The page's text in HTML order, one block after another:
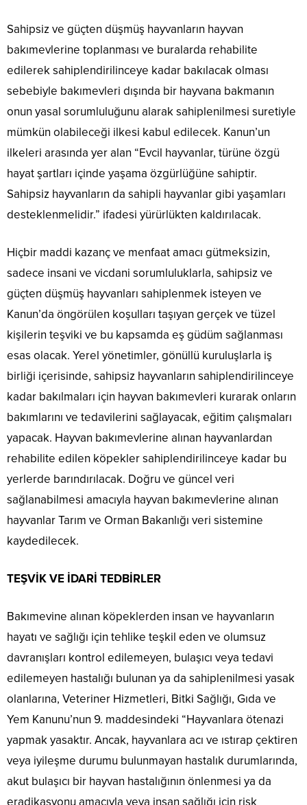
Sahipsiz ve güçten düşmüş hayvanların hayvan
bakımevlerine toplanması ve buralarda rehabilite
edilerek sahiplendirilinceye kadar bakılacak olması
sebebiyle bakımevleri dışında bir hayvana bakmanın
onun yasal sorumluluğunu alarak sahiplenilmesi suretiyle
mümkün olabileceği ilkesi kabul edilecek. Kanun’un
ilkeleri arasında yer alan “Evcil hayvanlar, türüne özgü
hayat şartları içinde yaşama özgürlüğüne sahiptir.
Sahipsiz hayvanların da sahipli hayvanlar gibi yaşamları
desteklenmelidir.” ifadesi yürürlükten kaldırılacak.
Hiçbir maddi kazanç ve menfaat amacı gütmeksizin,
sadece insani ve vicdani sorumluluklarla, sahipsiz ve
güçten düşmüş hayvanları sahiplenmek isteyen ve
Kanun’da öngörülen koşulları taşıyan gerçek ve tüzel
kişilerin teşviki ve bu kapsamda eş güdüm sağlanması
esas olacak. Yerel yönetimler, gönüllü kuruluşlarla iş
birliği içerisinde, sahipsiz hayvanların sahiplendirilinceye
kadar bakılmaları için hayvan bakımevleri kurarak onların
bakımlarını ve tedavilerini sağlayacak, eğitim çalışmaları
yapacak. Hayvan bakımevlerine alınan hayvanlardan
rehabilite edilen köpekler sahiplendirilinceye kadar bu
yerlerde barındırılacak. Doğru ve güncel veri
sağlanabilmesi amacıyla hayvan bakımevlerine alınan
hayvanlar Tarım ve Orman Bakanlığı veri sistemine
kaydedilecek.
TEŞVİK VE İDARİ TEDBİRLER
Bakımevine alınan köpeklerden insan ve hayvanların
hayatı ve sağlığı için tehlike teşkil eden ve olumsuz
davranışları kontrol edilemeyen, bulaşıcı veya tedavi
edilemeyen hastalığı bulunan ya da sahiplenilmesi yasak
olanlarına, Veteriner Hizmetleri, Bitki Sağlığı, Gıda ve
Yem Kanunu’nun 9. maddesindeki “Hayvanlara ötenazi
yapmak yasaktır. Ancak, hayvanlara acı ve ıstırap çektiren
veya iyileşme durumu bulunmayan hastalık durumlarında,
akut bulaşıcı bir hayvan hastalığının önlenmesi ya da
eradikasyonu amacıyla veya insan sağlığı için risk